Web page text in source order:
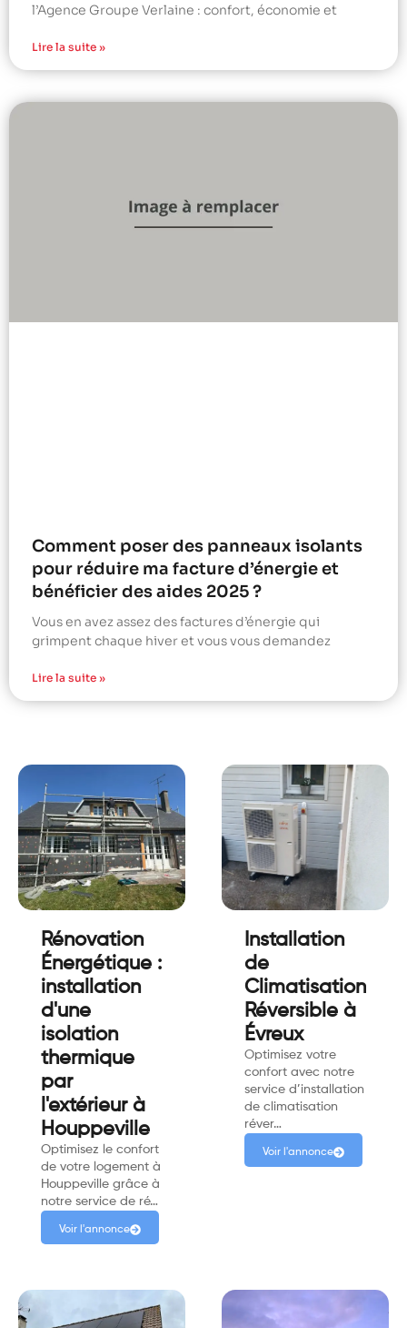
l’Agence Groupe Verlaine : confort, économie et
Lire la suite »
Comment poser des panneaux isolants
pour réduire ma facture d’énergie et
bénéficier des aides 2025 ?
Vous en avez assez des factures d’énergie qui
grimpent chaque hiver et vous vous demandez
Lire la suite »
Rénovation
Énergétique :
installation
d'une
isolation
thermique
par
l'extérieur à
Houppeville
Optimisez le confort
de votre logement à
Houppeville grâce à
notre service de ré…
Voir l'annonce
Installation
de
Climatisation
Réversible à
Évreux
Optimisez votre
confort avec notre
service d’installation
de climatisation
réver…
Voir l'annonce